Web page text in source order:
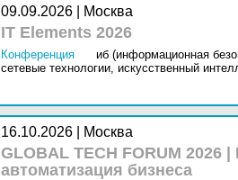
09.09.2026 | Москва
IT Elements 2026
Конференция
иб (информационная
сетевые технологии, искусственный
16.10.2026 | Москва
GLOBAL TECH FORUM
автоматизация бизнеса